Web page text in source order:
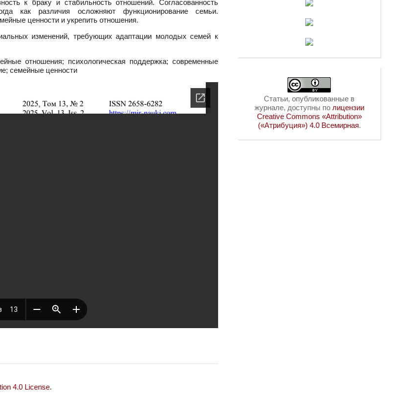
к браку и стабильность отношений. Согласованность
как различия осложняют функционирование семьи.
ценности и укрепить отношения.
изменений, требующих адаптации молодых семей к
отношения; психологическая поддержка; современные
семейные ценности
4.0 License.
Статьи, опубликованные в
журнале, доступны по лицензии
Creative Commons «Attribution»
(«Атрибуция») 4.0 Всемирная.